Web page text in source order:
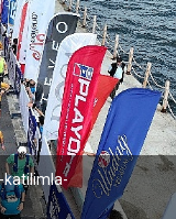
katilimla-